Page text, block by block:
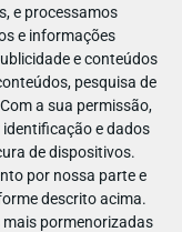
e processamos
e informações
e conteúdos
pesquisa de
Com a sua permissão,
e dados
de dispositivos.
por nossa parte e
descrito acima.
pormenorizadas
10